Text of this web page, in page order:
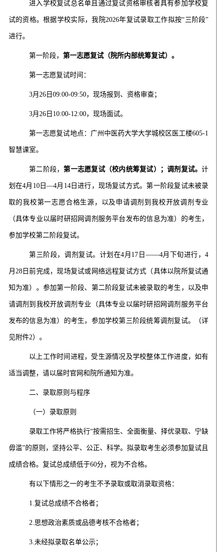
进入学校复试总名单且通过复试资格审核者具有参加学校复
试的资格。根据学校实际，我院2026年复试录取工作拟按“三阶段”
进行。
第一阶段，第一志愿复试（院所内部统筹复试）。
第一志愿复试时间：
3月26日09:00-09:50，现场报到、资格审查；
3月26日10:00-12:00，现场面试。
第一志愿复试地点： 广州中医药大学大学城校区医工楼605-1
智慧课室。
第二阶段，第一志愿复试（校内统筹复试） ；调剂复试。计
划在4月10日—4月14日进行，现场复试方式。第一阶段复试未被录
取的我校第一志愿合格生源 ，以及申请调剂到我校开放调剂专业
（具体专业以届时研招网调剂服务平台发布的信息为准）的考生，
参加学校第二阶段复试。
第三阶段，调剂复试。 计划在4月17日——4月下旬进行，4
月28日前完成，现场复试或网络远程复试方式（具体以院所复试通
知为准）。 参加第一阶段、第二阶段复试未被录取的考生，以及申
请调剂到我校开放调剂专业（具体专业以届时研招网调剂服务平台
发布的信息为准）的考生，参加学校第三阶段统筹调剂复试。（详
见附件2）。
以上工作时间进程，受生源情况及学校整体工作进度，如有
适当调整，请以届时官网和院所通知为准。
二、录取原则与程序
（一）录取原则
录取工作将严格执行“按需招生、全面衡量、择优录取、宁缺
毋滥”的原则，坚持公平、公正、科学。拟录取考生必须参加复试且
成绩合格。复试总成绩低于60分，视为不合格。
有以下情形之一的考生不予录取或取消录取资格：
1.复试总成绩不合格者；
2.思想政治素质或品德考核不合格者；
3.未经拟录取名单公示；